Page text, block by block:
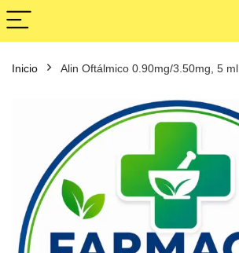
Inicio Alin Oftálmico 0.90mg/3.50mg, 5 ml.